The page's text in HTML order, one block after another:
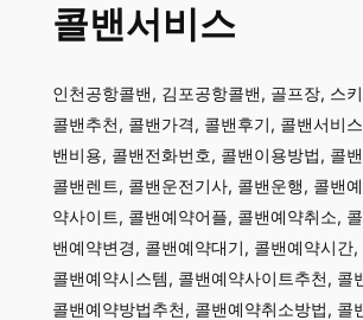
콜밴서비스
인천공항콜밴, 김포공항콜밴, 골프장, 스
콜밴추천, 콜밴가격, 콜밴후기, 콜밴서비
밴비용, 콜밴전화번호, 콜밴이용방법, 콜
콜밴렌트, 콜밴운전기사, 콜밴운행, 콜밴
약사이트, 콜밴예약어플, 콜밴예약취소,
밴예약변경, 콜밴예약대기, 콜밴예약시간
콜밴예약시스템, 콜밴예약사이트추천, 콜
콜밴예약방법추천, 콜밴예약취소방법, 콜